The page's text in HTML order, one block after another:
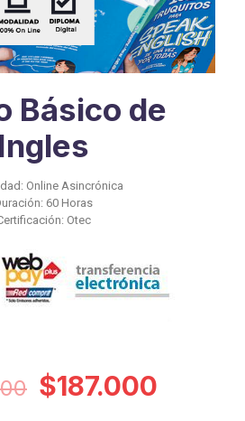
Básico de
Ingles
Online Asincrónica
60 Horas
Otec
Original
$187.000